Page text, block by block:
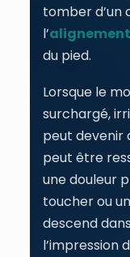
tomber
l’
du pied.
Lorsque le
surchargé,
peut devenir
peut être
une douleur
toucher ou
descend
l’impression